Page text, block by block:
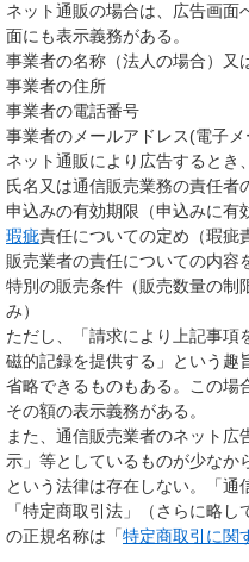
ネット通販の場合は、広告画面
面にも表示義務がある。
事業者の名称（法人の場合）又
事業者の住所
事業者の電話番号
事業者のメールアドレス(電子
ネット通販により広告するとき
氏名又は通信販売業務の責任者
申込みの有効期限（申込みに有
瑕疵責任についての定め（瑕疵
販売業者の責任についての内容
特別の販売条件（販売数量の制
み）
ただし、「請求により上記事項
磁的記録を提供する」という趣
省略できるものもある。この場
その額の表示義務がある。
また、通信販売業者のネット広
示」等としているものが少なか
という法律は存在しない。「通
「特定商取引法」（さらに略
の正規名称は「特定商取引に関